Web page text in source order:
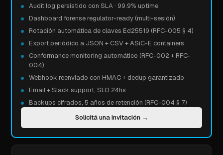
Audit log persistido con SLA · 99.9% uptime
Dashboard forense regulator-ready (multi-sesión)
Rotación automática de claves Ed25519 (RFC-005 § 4)
Export periódico a JSON + CSV + ASiC-E containers
Conformance monitoring automático (RFC-002 + RFC-
004)
Webhook reenviado con HMAC + dedup garantizado
Email + Slack support, SLO 24hs
Backups cifrados, 5 años de retención (RFC-004 § 7)
Solicitá una invitación→